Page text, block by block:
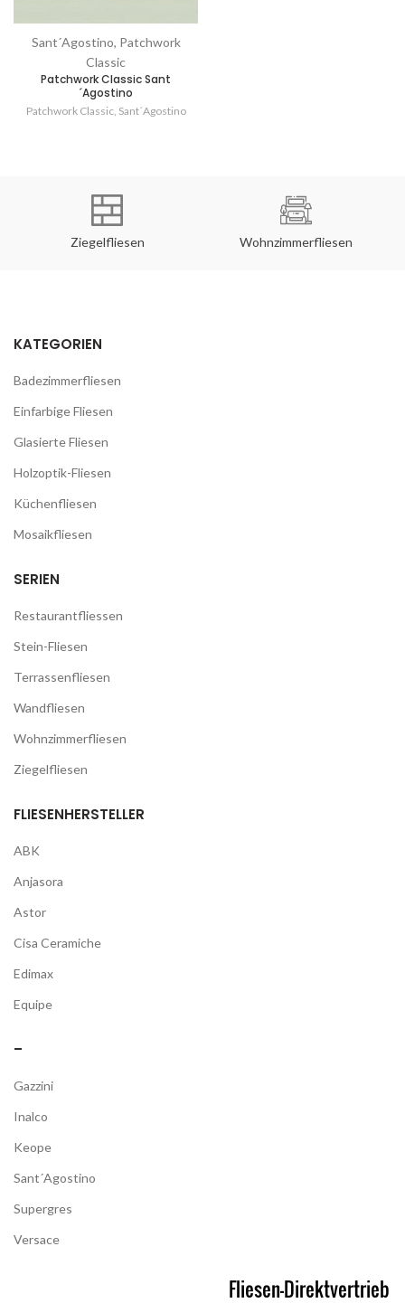
Sant´Agostino, Patchwork
Classic
Patchwork Classic Sant
´Agostino
Patchwork Classic, Sant´Agostino
Ziegelfliesen Wohnzimmerfliesen
KATEGORIEN
Badezimmerfliesen
Einfarbige Fliesen
Glasierte Fliesen
Holzoptik-Fliesen
Küchenfliesen
Mosaikfliesen
SERIEN
Restaurantfliessen
Stein-Fliesen
Terrassenfliesen
Wandfliesen
Wohnzimmerfliesen
Ziegelfliesen
FLIESENHERSTELLER
ABK
Anjasora
Astor
Cisa Ceramiche
Edimax
Equipe
–
Gazzini
Inalco
Keope
Sant´Agostino
Supergres
Versace